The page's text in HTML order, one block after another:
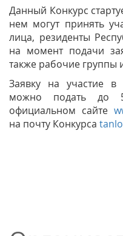
Данный Конкурс
нем могут принять
лица, резиденты
на момент подачи
также рабочие группы
Заявку на участие в
можно подать до
официальном сайте
на почту Конкурса